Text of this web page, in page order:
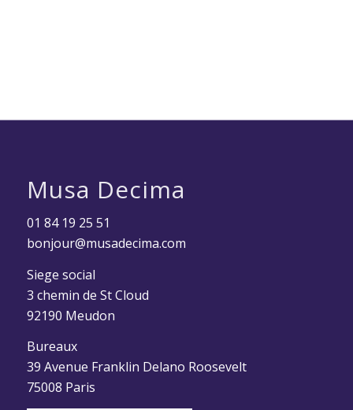
Musa Decima
01 84 19 25 51
bonjour@musadecima.com
Siege social
3 chemin de St Cloud
92190 Meudon
Bureaux
39 Avenue Franklin Delano Roosevelt
75008 Paris